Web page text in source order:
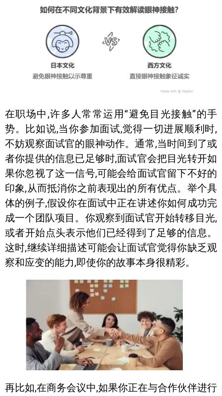
在职场中,许多人常常运用“避免目光接触”的手
势。比如说,当你参加面试,觉得一切进展顺利时,
不妨观察面试官的眼神动作。通常,当时间到了或
者你提供的信息已足够时,面试官会把目光转开如
果你忽视了这一信号,可能会给面试官留下不好的
印象,从而抵消你之前表现出的所有优点。举个具
体的例子,假设你在面试中正在讲述你如何成功完
成一个团队项目。你观察到面试官开始转移目光,
或者开始点头表示他们已经得到了足够的信息。
这时,继续详细描述可能会让面试官觉得你缺乏观
察和应变的能力,即使你的故事本身很精彩。
再比如,在商务会议中,如果你正在与合作伙伴进行